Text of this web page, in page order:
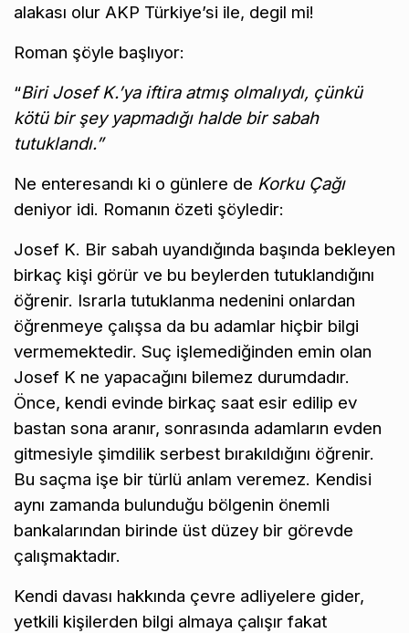
alakası olur AKP Türkiye’si ile, degil mi!
Roman şöyle başlıyor:
“Biri Josef K.’ya iftira atmış olmalıydı, çünkü
kötü bir şey yapmadığı halde bir sabah
tutuklandı.”
Ne enteresandı ki o günlere de Korku Çağı
deniyor idi. Romanın özeti şöyledir:
Josef K. Bir sabah uyandığında başında bekleyen
birkaç kişi görür ve bu beylerden tutuklandığını
öğrenir. Israrla tutuklanma nedenini onlardan
öğrenmeye çalışsa da bu adamlar hiçbir bilgi
vermemektedir. Suç işlemediğinden emin olan
Josef K ne yapacağını bilemez durumdadır.
Önce, kendi evinde birkaç saat esir edilip ev
bastan sona aranır, sonrasında adamların evden
gitmesiyle şimdilik serbest bırakıldığını öğrenir.
Bu saçma işe bir türlü anlam veremez. Kendisi
aynı zamanda bulunduğu bölgenin önemli
bankalarından birinde üst düzey bir görevde
çalışmaktadır.
Kendi davası hakkında çevre adliyelere gider,
yetkili kişilerden bilgi almaya çalışır fakat